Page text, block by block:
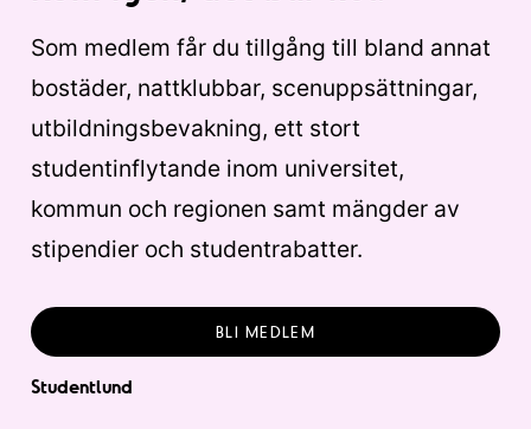
Som medlem får du tillgång till bland annat
bostäder, nattklubbar, scenuppsättningar,
utbildningsbevakning, ett stort
studentinflytande inom universitet,
kommun och regionen samt mängder av
stipendier och studentrabatter.
BLI MEDLEM
Studentlund